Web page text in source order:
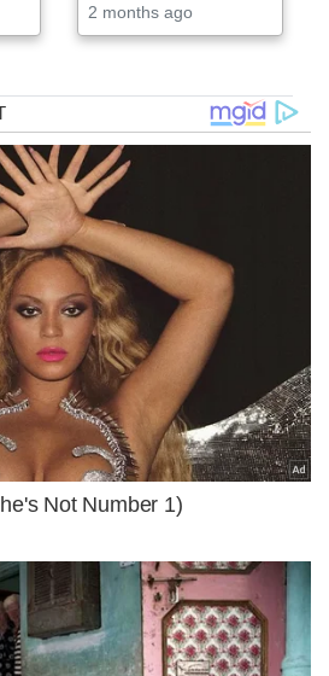
2 months ago